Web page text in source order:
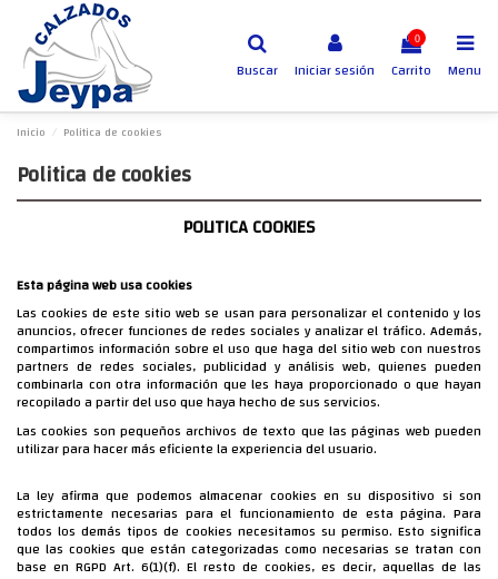
Buscar Iniciar sesión
0
Carrito Menu
Inicio Politica de cookies
Politica de cookies
POLITICA COOKIES
Esta página web usa cookies
Las cookies de este sitio web se usan para personalizar el contenido y los
anuncios, ofrecer funciones de redes sociales y analizar el tráfico. Además,
compartimos información sobre el uso que haga del sitio web con nuestros
partners de redes sociales, publicidad y análisis web, quienes pueden
combinarla con otra información que les haya proporcionado o que hayan
recopilado a partir del uso que haya hecho de sus servicios.
Las cookies son pequeños archivos de texto que las páginas web pueden
utilizar para hacer más eficiente la experiencia del usuario.
La ley afirma que podemos almacenar cookies en su dispositivo si son
estrictamente necesarias para el funcionamiento de esta página. Para
todos los demás tipos de cookies necesitamos su permiso. Esto significa
que las cookies que están categorizadas como necesarias se tratan con
base en RGPD Art. 6(1)(f). El resto de cookies, es decir, aquellas de las